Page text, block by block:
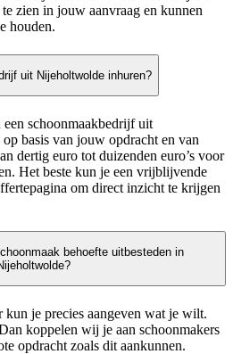
zien in jouw aanvraag en kunnen
houden.
uit Nijeholtwolde inhuren?
schoonmaakbedrijf uit
basis van jouw opdracht en van
dertig euro tot duizenden euro’s voor
Het beste kun je een vrijblijvende
om direct inzicht te krijgen
behoefte uitbesteden in
je precies aangeven wat je wilt.
koppelen wij je aan schoonmakers
opdracht zoals dit aankunnen.